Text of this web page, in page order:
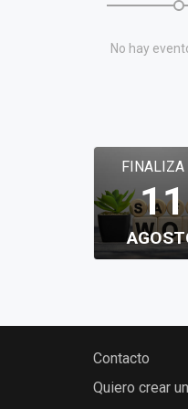
No hay
FINALIZA
11
Contacto
Quiero crear